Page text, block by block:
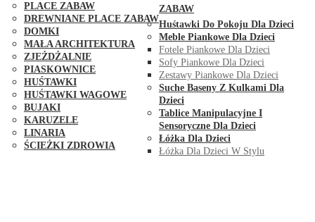
PLACE ZABAW
DREWNIANE PLACE ZABAW
DOMKI
MAŁA ARCHITEKTURA
ZJEŻDŻALNIE
PIASKOWNICE
HUŚTAWKI
HUŚTAWKI WAGOWE
BUJAKI
KARUZELE
LINARIA
ŚCIEŻKI ZDROWIA
ZABAW
Huśtawki Do Pokoju Dla Dzieci
Meble Piankowe Dla Dzieci
Fotele Piankowe Dla Dzieci
Sofy Piankowe Dla Dzieci
Zestawy Piankowe Dla Dzieci
Suche Baseny Z Kulkami Dla
Dzieci
Tablice Manipulacyjne I
Sensoryczne Dla Dzieci
Łóżka Dla Dzieci
Łóżka Dla Dzieci W Stylu